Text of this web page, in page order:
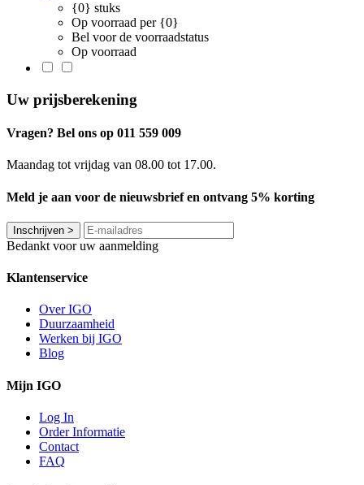
{0} stuks
Op voorraad per {0}
Bel voor de voorraadstatus
Op voorraad
Uw prijsberekening
Vragen? Bel ons op 011 559 009
Maandag tot vrijdag van 08.00 tot 17.00.
Meld je aan voor de nieuwsbrief en ontvang 5% korting
Inschrijven >
Bedankt voor uw aanmelding
Klantenservice
Over IGO
Duurzaamheid
Werken bij IGO
Blog
Mijn IGO
Log In
Order Informatie
Contact
FAQ